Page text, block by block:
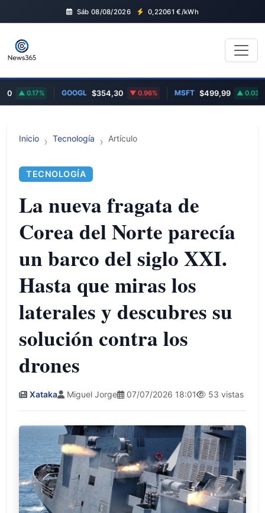
Sáb 08/08/2026 0,22061 €/kWh
0.17% GOOGL $354,30 0.96% MSFT $499,99 0.03%
Inicio Tecnología Artículo
TECNOLOGÍA
La nueva fragata de
Corea del Norte parecía
un barco del siglo XXI.
Hasta que miras los
laterales y descubres su
solución contra los
drones
Xataka Miguel Jorge 07/07/2026 18:01 53 vistas